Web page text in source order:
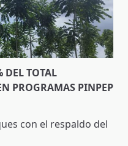
DEL TOTAL
PROGRAMAS PINPEP
con el respaldo del